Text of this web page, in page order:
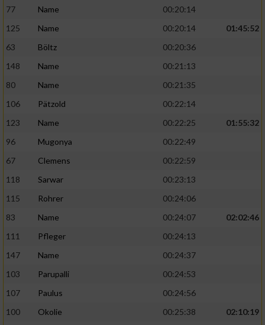
77
Name
00:20:14
125
Name 00:20:14
01:45:52
63
Böltz
00:20:36
148
Name
00:21:13
80
Name
00:21:35
106
Pätzold
00:22:14
123
Name 00:22:25
01:55:32
96
Mugonya
00:22:49
67
Clemens
00:22:59
118
Sarwar
00:23:13
115
Rohrer
00:24:06
83
Name 00:24:07
02:02:46
111
Pfleger
00:24:13
147
Name
00:24:37
103
Parupalli
00:24:53
107
Paulus
00:24:56
100
Okolie 00:25:38
02:10:19